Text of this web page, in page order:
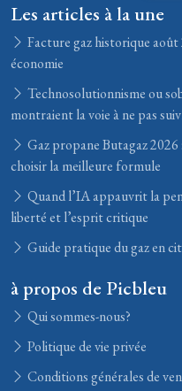
Les articles à la une
Facture gaz historique
économie
Technosolutionnisme ou
montraient la voie à ne pas
Gaz propane Butagaz
choisir la meilleure formule
Quand l’IA appauvrit la
liberté et l’esprit critique
Guide pratique du gaz en
à propos de Picbleu
Qui sommes-nous?
Politique de vie privée
Conditions générales de